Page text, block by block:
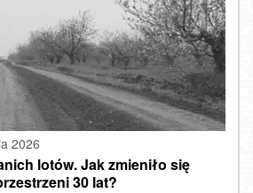
2026
lotów. Jak zmieniło się
30 lat?